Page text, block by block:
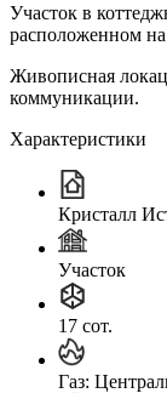
Участок в
расположенном
Живописная
коммуникации.
Характеристики
Кристалл
Участок
17 сот.
Газ: